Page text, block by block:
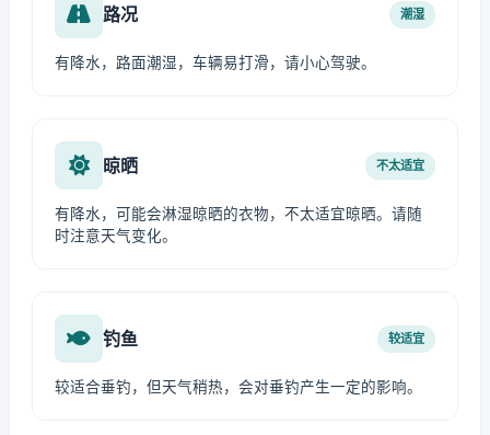
路况 潮湿
有降水，路面潮湿，车辆易打滑，请小心驾驶。
晾晒 不太适宜
有降水，可能会淋湿晾晒的衣物，不太适宜晾晒。请随
时注意天气变化。
钓鱼 较适宜
较适合垂钓，但天气稍热，会对垂钓产生一定的影响。